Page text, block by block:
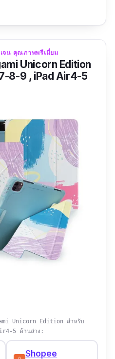
ถปรับองศาได้ตาม
บปานกลาง และมีที่เก็บ
Keyboard เป็นแป้นพิมพ์
อร์ดสามารถถอดแยกกับ
งเชื่อมต่อผ่าน Bluetooth
นที โดยคีย์บอร์ดเป็น
USB และใช้งานได้
อ 9.7, 10.2, 10.5, 10.9
gen8/gen9, iPad
| ปกเคส:หนัง PU
จน คุณภาพพรีเมี่ยม
Unicorn Edition
8-9 , iPad Air4-5
Unicorn Edition สำหรับ
5 ด้านล่าง:
Shopee